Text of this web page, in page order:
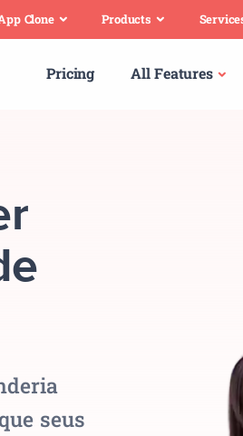
Clone Products
Pricing All Features
seus